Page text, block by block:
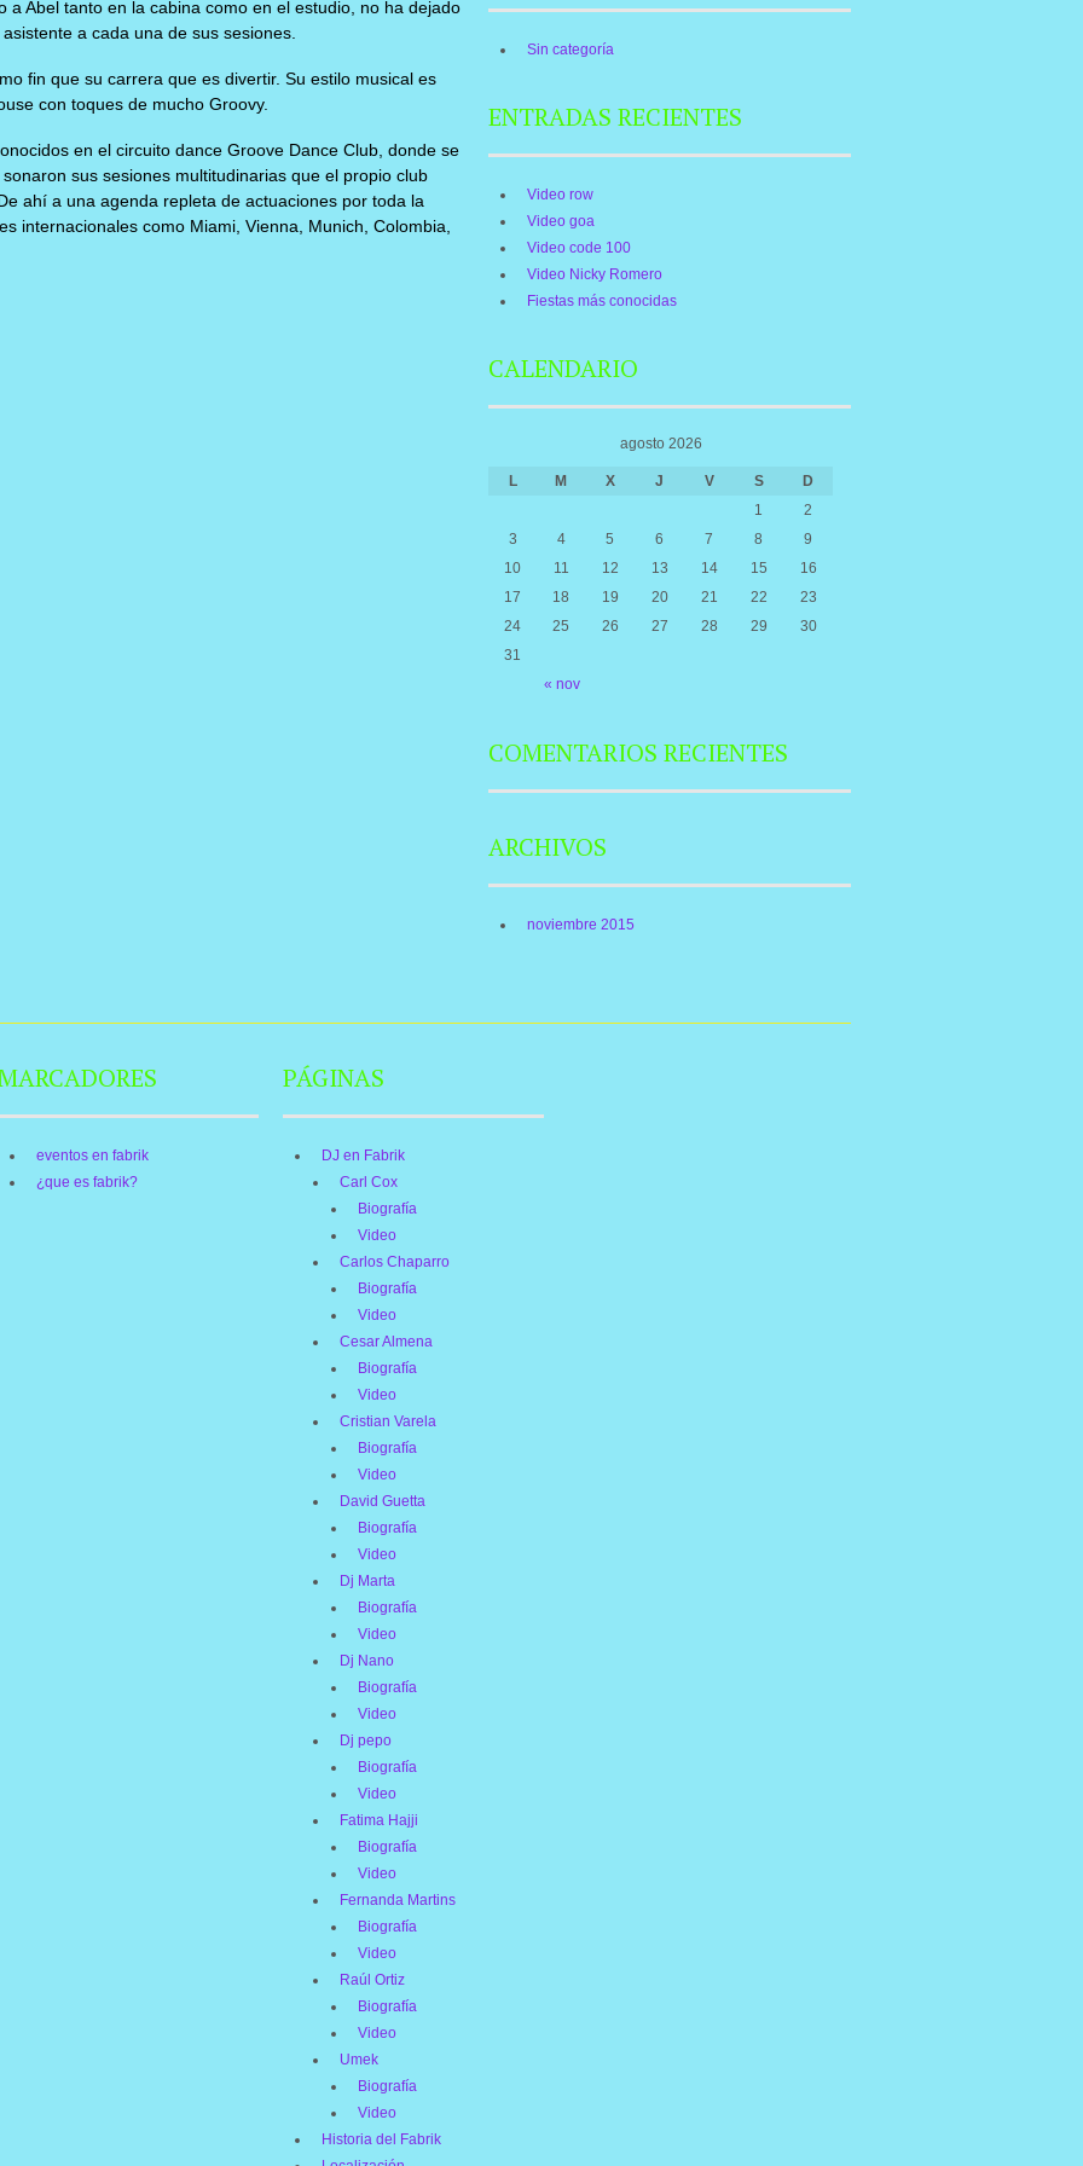
a Abel tanto en la cabina como en el estudio, no ha dejado
a cada una de sus sesiones.
fin que su carrera que es divertir. Su estilo musical es
con toques de mucho Groovy.
en el circuito dance Groove Dance Club, donde se
sus sesiones multitudinarias que el propio club
ahí a una agenda repleta de actuaciones por toda la
internacionales como Miami, Vienna, Munich, Colombia,
Sin categoría
ENTRADAS RECIENTES
Video row
Video goa
Video code 100
Video Nicky Romero
Fiestas más conocidas
CALENDARIO
agosto 2026
L M X J V S D
« nov
1
2
3
4 5 6 7 8
9
10
11 12 13 14 15
16
17
18 19 20 21 22
23
24
25 26 27 28 29
30
31
COMENTARIOS RECIENTES
ARCHIVOS
noviembre 2015
eventos en fabrik
¿que es fabrik?
PÁGINAS
DJ en Fabrik
Carl Cox
Biografía
Video
Carlos Chaparro
Biografía
Video
Cesar Almena
Biografía
Video
Cristian Varela
Biografía
Video
David Guetta
Biografía
Video
Dj Marta
Biografía
Video
Dj Nano
Biografía
Video
Dj pepo
Biografía
Video
Fatima Hajji
Biografía
Video
Fernanda Martins
Biografía
Video
Raúl Ortiz
Biografía
Video
Umek
Biografía
Video
Historia del Fabrik